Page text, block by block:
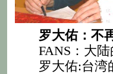
罗大佑：不再
FANS：大陆
罗大佑:台湾的